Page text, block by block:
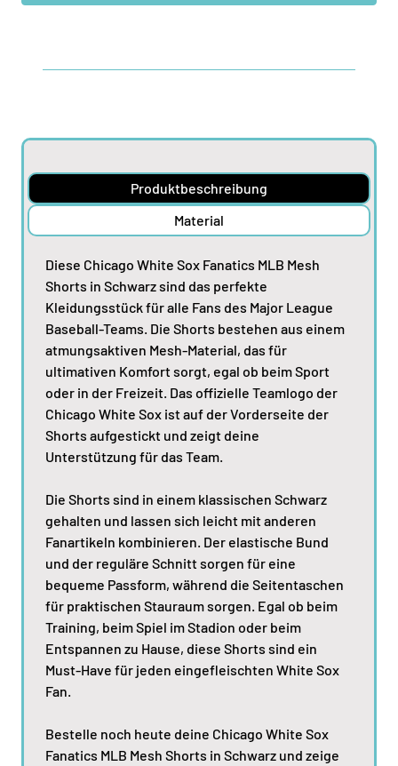
Produktbeschreibung
Material
Diese Chicago White Sox Fanatics MLB Mesh
Shorts in Schwarz sind das perfekte
Kleidungsstück für alle Fans des Major League
Baseball-Teams. Die Shorts bestehen aus einem
atmungsaktiven Mesh-Material, das für
ultimativen Komfort sorgt, egal ob beim Sport
oder in der Freizeit. Das offizielle Teamlogo der
Chicago White Sox ist auf der Vorderseite der
Shorts aufgestickt und zeigt deine
Unterstützung für das Team.
Die Shorts sind in einem klassischen Schwarz
gehalten und lassen sich leicht mit anderen
Fanartikeln kombinieren. Der elastische Bund
und der reguläre Schnitt sorgen für eine
bequeme Passform, während die Seitentaschen
für praktischen Stauraum sorgen. Egal ob beim
Training, beim Spiel im Stadion oder beim
Entspannen zu Hause, diese Shorts sind ein
Must-Have für jeden eingefleischten White Sox
Fan.
Bestelle noch heute deine Chicago White Sox
Fanatics MLB Mesh Shorts in Schwarz und zeige